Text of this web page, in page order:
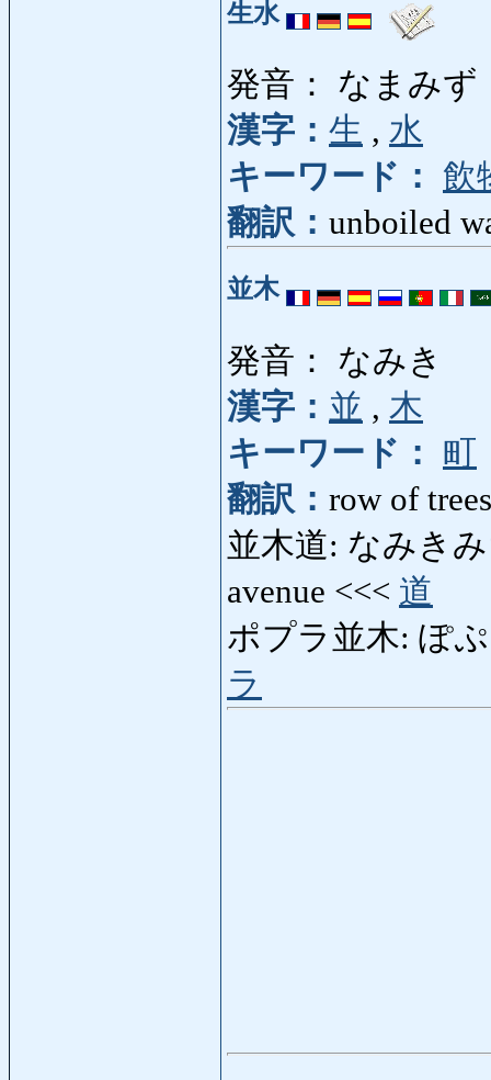
生水
発音： なまみず
漢字： 生 , 水
キーワード：
飲
翻訳： unboiled
並木
発音： なみき
漢字： 並 , 木
キーワード：
町
翻訳： row of
並木道: なみきみ
avenue <<< 道
ポプラ並木: ぽ
ラ